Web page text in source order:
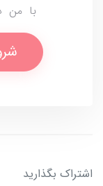
با من
اشتراک بگذارید